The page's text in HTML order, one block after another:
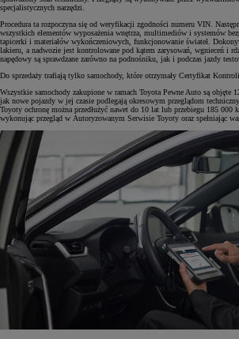
specjalistycznych narzędzi.
Procedura ta rozpoczyna się od weryfikacji zgodności numeru VIN.
wszystkich elementów wyposażenia wnętrza, multimediów i systemów
tapicerki i materiałów wykończeniowych, funkcjonowanie świateł.
lakieru, a nadwozie jest kontrolowane pod kątem zarysowań, wgnieceń i
napędowy są sprawdzane zarówno na podnośniku, jak i podczas jazdy
Do sprzedaży trafiają tylko samochody, które otrzymały Certyfikat
Wszystkie samochody zakupione w ramach Toyota Pewne Auto są objęte
jak nowe pojazdy w jej czasie podlegają okresowym przeglądom
Toyoty ochronę można przedłużyć nawet do 10 lat lub przebiegu 185 000
wykonując przegląd w Autoryzowanym Serwisie Toyoty oraz spełniając